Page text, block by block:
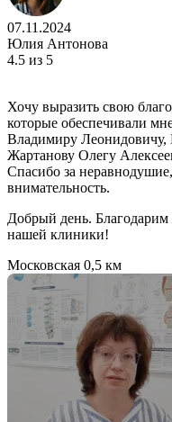
07.11.2024
Юлия Антонова
4.5 из 5
Хочу выразить свою
которые обеспечивали
Владимиру Леонидовичу,
Жартанову Олегу
Спасибо за
внимательность.
Добрый день. Благодарим
нашей клиники!
Московская 0,5 км